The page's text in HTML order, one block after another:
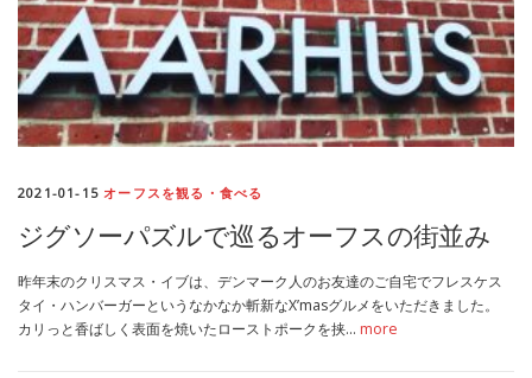
2021-01-15オーフスを観る・食べる
ジグソーパズルで巡るオーフスの街並み
昨年末のクリスマス・イブは、デンマーク人のお友達のご自宅でフレスケス
タイ・ハンバーガーというなかなか斬新なX’masグルメをいただきました。
カリっと香ばしく表面を焼いたローストポークを挟… more